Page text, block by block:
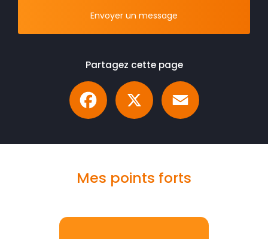
Envoyer un message
Partagez cette page
Facebook
Mes points forts